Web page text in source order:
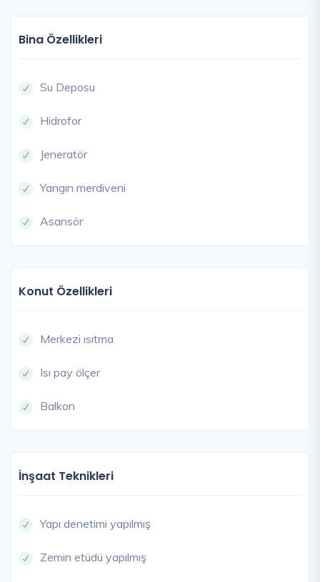
Bina Özellikleri
Su Deposu
Hidrofor
Jeneratör
Yangın merdiveni
Asansör
Konut Özellikleri
Merkezi ısıtma
Isı pay ölçer
Balkon
İnşaat Teknikleri
Yapı denetimi yapılmış
Zemin etüdü yapılmış